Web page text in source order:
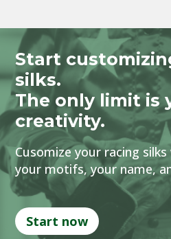
Start
silks.
The only limit is
creativity.
Cusomize your racing
your motifs, your name,
Start now